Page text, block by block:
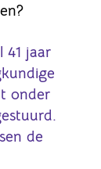
41 jaar
onder
de